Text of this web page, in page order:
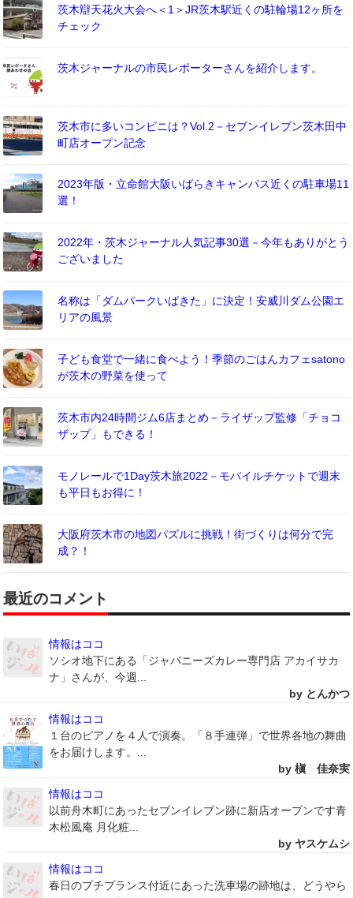
茨木辯天花火大会へ＜1＞JR茨木駅近くの駐輪場12ヶ所を
チェック
茨木ジャーナルの市民レポーターさんを紹介します。
茨木市に多いコンビニは？Vol.2－セブンイレブン茨木田中
町店オープン記念
2023年版・立命館大阪いばらきキャンパス近くの駐車場11
選！
2022年・茨木ジャーナル人気記事30選－今年もありがとう
ございました
名称は「ダムパークいばきた」に決定！安威川ダム公園エ
リアの風景
子ども食堂で一緒に食べよう！季節のごはんカフェsatono
が茨木の野菜を使って
茨木市内24時間ジム6店まとめ－ライザップ監修「チョコ
ザップ」もできる！
モノレールで1Day茨木旅2022－モバイルチケットで週末
も平日もお得に！
大阪府茨木市の地図パズルに挑戦！街づくりは何分で完
成？！
最近のコメント
情報はココ
ソシオ地下にある「ジャパニーズカレー専門店 アカイサカ
ナ」さんが、今週...
by とんかつ
情報はココ
１台のピアノを４人で演奏。「８手連弾」で世界各地の舞曲
をお届けします。...
by 槇 佳奈実
情報はココ
以前舟木町にあったセブンイレブン跡に新店オープンです青
木松風庵 月化粧...
by ヤスケムシ
情報はココ
春日のプチプランス付近にあった洗車場の跡地は、どうやら